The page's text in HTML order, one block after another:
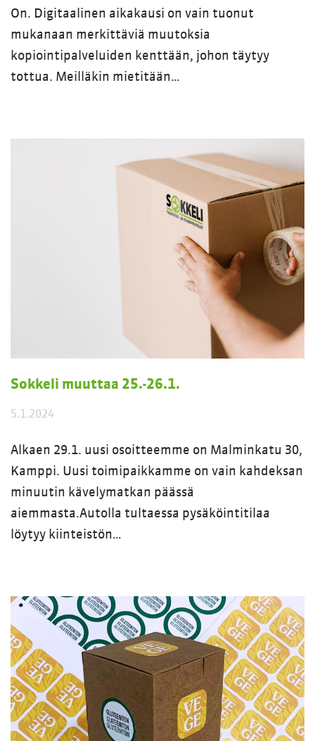
On. Digitaalinen aikakausi on vain tuonut
mukanaan merkittäviä muutoksia
kopiointipalveluiden kenttään, johon täytyy
tottua. Meilläkin mietitään…
Sokkeli muuttaa 25.-26.1.
5.1.2024
Alkaen 29.1. uusi osoitteemme on Malminkatu 30,
Kamppi. Uusi toimipaikkamme on vain kahdeksan
minuutin kävelymatkan päässä
aiemmasta.Autolla tultaessa pysäköintitilaa
löytyy kiinteistön…